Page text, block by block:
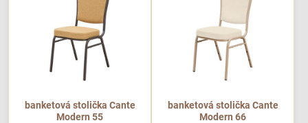
každodenné...
banketová stolička Cante
Modern 55
banketová stolička Cante
Modern 66